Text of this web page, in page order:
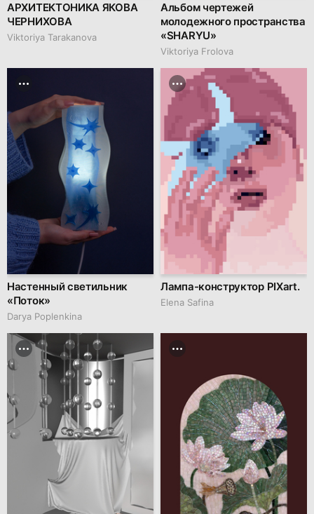
АРХИТЕКТОНИКА ЯКОВА
ЧЕРНИХОВА
Viktoriya Tarakanova
Альбом чертежей
молодежного пространства
«SHARYU»
Viktoriya Frolova
Настенный светильник
«Поток»
Darya Poplenkina
Лампа-конструктор PIXart.
Elena Safina